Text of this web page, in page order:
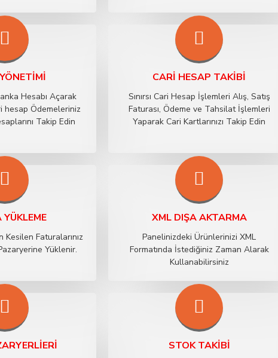
Hesabı Açarak
hesap Ödemeleriniz
Takip Edin
CARI HESAP TAKIBI
Sınırsı Cari Hesap İşlemleri Alış, Satış
Faturası, Ödeme ve Tahsilat İşlemleri
Yaparak Cari Kartlarınızı Takip Edin
Kesilen Faturalarınız
Yüklenir.
XML DIŞA AKTARMA
Panelinizdeki Ürünlerinizi XML
Formatında İstediğiniz Zaman Alarak
Kullanabilirsiniz
STOK TAKIBI